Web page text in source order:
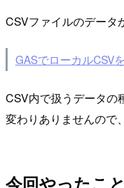
CSVファイルのデータ
GASでローカルCSV
CSV内で扱うデータの
変わりありませんので
今回やったこと